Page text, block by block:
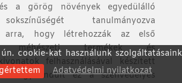
cookie-kat használunk szolgáltatásaink
Adatvédelmi nyilatkozat
a görög növények egyedülálló
tanulmányozva
arra, hogy létrehozzák az első
méhészeti termékek és
felhasználásával készített
Így indult ez a szenvedélyes